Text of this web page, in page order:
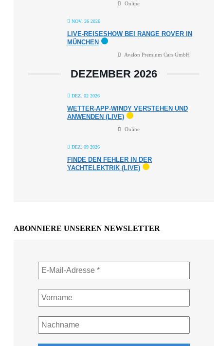
Online
NOV. 26 2026
LIVE-REISESHOW BEI RANGE ROVER IN
MÜNCHEN
Avalon Premium Cars GmbH
DEZEMBER 2026
DEZ. 02 2026
WETTER-APP-WINDY VERSTEHEN UND
ANWENDEN (LIVE)
Online
DEZ. 09 2026
FINDE DEN FEHLER IN DER
YACHTELEKTRIK (LIVE)
ABONNIERE UNSEREN NEWSLETTER